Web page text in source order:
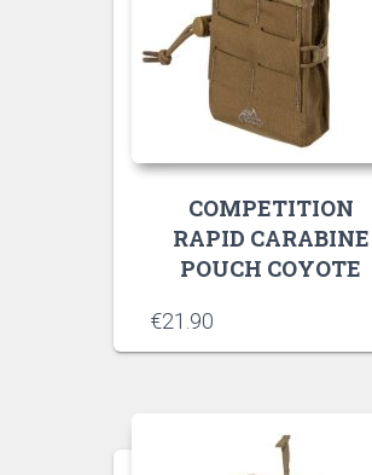
COMPETITION
RAPID CARABINE
POUCH COYOTE
€21.90